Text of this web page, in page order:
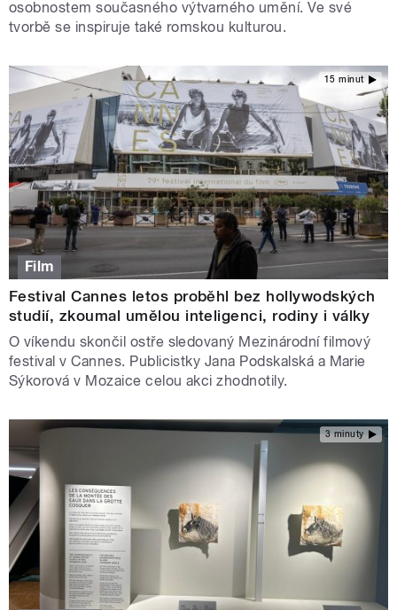
osobnostem současného výtvarného umění. Ve své
tvorbě se inspiruje také romskou kulturou.
15 minut
Film
Festival Cannes letos proběhl bez hollywodských
studií, zkoumal umělou inteligenci, rodiny i války
O víkendu skončil ostře sledovaný Mezinárodní filmový
festival v Cannes. Publicistky Jana Podskalská a Marie
Sýkorová v Mozaice celou akci zhodnotily.
3 minuty